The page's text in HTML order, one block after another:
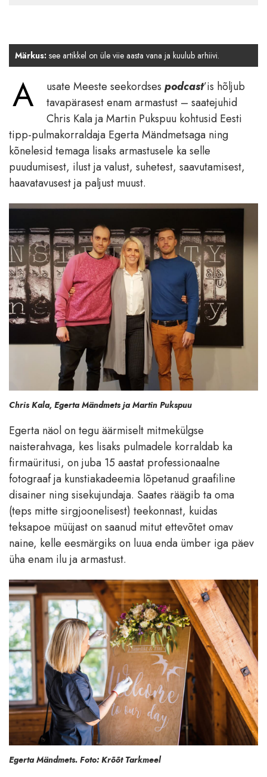
Märkus: see artikkel on üle viie aasta vana ja kuulub arhiivi.
A usate Meeste seekordses podcast’is hõljub
tavapärasest enam armastust – saatejuhid
Chris Kala ja Martin Pukspuu kohtusid Eesti
tipp-pulmakorraldaja Egerta Mändmetsaga ning
kõnelesid temaga lisaks armastusele ka selle
puudumisest, ilust ja valust, suhetest, saavutamisest,
haavatavusest ja paljust muust.
Chris Kala, Egerta Mändmets ja Martin Pukspuu
Egerta näol on tegu äärmiselt mitmekülgse
naisterahvaga, kes lisaks pulmadele korraldab ka
firmaüritusi, on juba 15 aastat professionaalne
fotograaf ja kunstiakadeemia lõpetanud graafiline
disainer ning sisekujundaja. Saates räägib ta oma
(teps mitte sirgjoonelisest) teekonnast, kuidas
teksapoe müüjast on saanud mitut ettevõtet omav
naine, kelle eesmärgiks on luua enda ümber iga päev
üha enam ilu ja armastust.
Egerta Mändmets. Foto: Krõõt Tarkmeel